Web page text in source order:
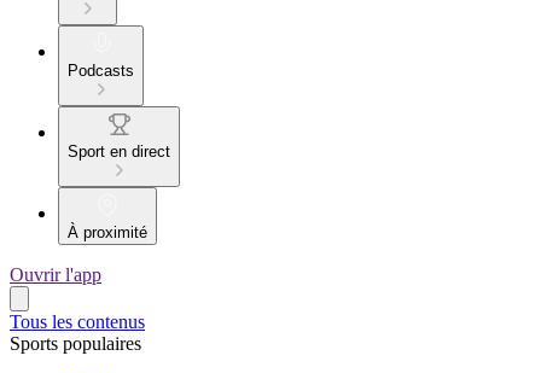
Podcasts
Sport en direct
À proximité
Ouvrir l'app
Tous les contenus
Sports populaires